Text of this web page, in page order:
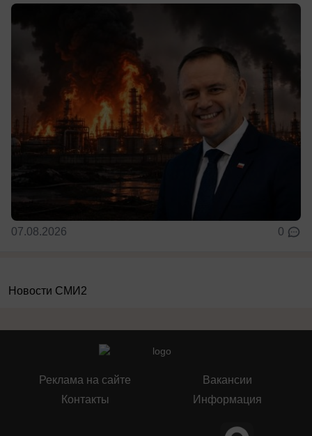
07.08.2026 0
Новости СМИ2
Реклама на сайте
Контакты
Вакансии
Информация